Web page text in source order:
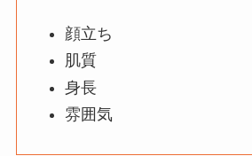
顔立ち
肌質
身長
雰囲気